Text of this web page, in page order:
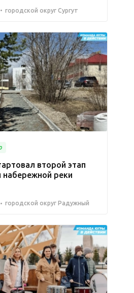
городской округ Сургут
второй этап
набережной реки
городской округ Радужный